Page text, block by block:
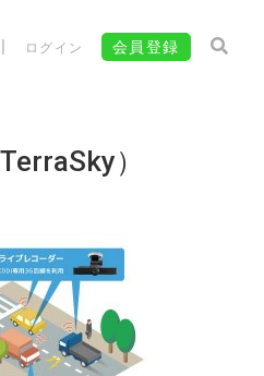
ログイン 会員登録
）